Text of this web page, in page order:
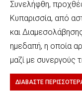
Συνελήφθη,
Κυπαρισσία, από
και
ημεδαπή, η οποία
μαζί με συνεργούς
ΔΙΑΒΆΣΤΕ